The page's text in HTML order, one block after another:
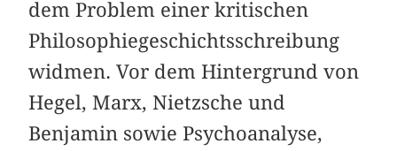
dem Problem einer kritischen
Philosophiegeschichtsschreibung
widmen. Vor dem Hintergrund von
Hegel, Marx, Nietzsche und
Benjamin sowie Psychoanalyse,